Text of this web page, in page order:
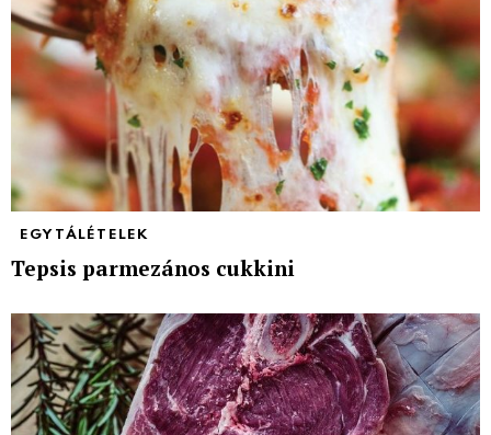
EGYTÁLÉTELEK
Tepsis parmezános cukkini